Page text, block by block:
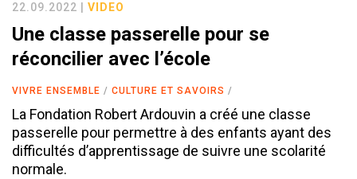
22.09.2022 | VIDEO
Une classe passerelle pour se
réconcilier avec l’école
VIVRE ENSEMBLE CULTURE ET SAVOIRS
La Fondation Robert Ardouvin a créé une classe
passerelle pour permettre à des enfants ayant des
difficultés d’apprentissage de suivre une scolarité
normale.